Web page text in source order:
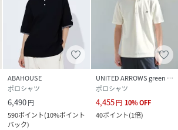
ABAHOUSE
ポロシャツ
6,490円
590ポイント(10%ポイント
バック)
UNITED ARROWS green label relaxing
ポロシャツ
4,455円 10%OFF
40ポイント(1倍)